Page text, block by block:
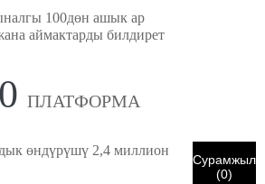
100дөн ашык ар
аймактарды билдирет
ПЛАТФОРМА
өндүрүшү 2,4 миллион
ТЕКШЕРҮҮ
жумуш электрондук почтаңыздын
мурун
сиздин тапшырган
авторизация үчүн маалымат. Бир
(0)